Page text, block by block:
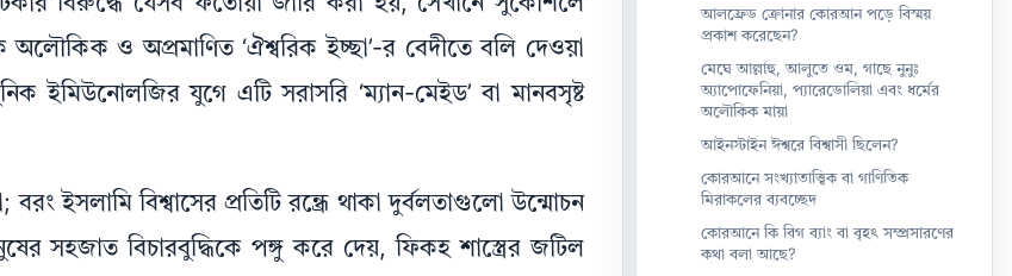
বিরুদ্ধে যেসব ফতোয়া জারি করা হয়, সেখানে সুকৌশলে
অলৌকিক ও অপ্রমাণিত ‘ঐশ্বরিক ইচ্ছা’-র বেদীতে বলি দেওয়া
ইমিউনোলজির যুগে এটি সরাসরি ‘ম্যান-মেইড’ বা মানবসৃষ্ট
ইসলামি বিশ্বাসের প্রতিটি রন্ধ্রে থাকা দুর্বলতাগুলো উন্মোচন
সহজাত বিচারবুদ্ধিকে পঙ্গু করে দেয়, ফিকহ শাস্ত্রের জটিল
আলফ্রেড ক্রোনার কোরআন পড়ে বিস্ময়
প্রকাশ করেছেন?
মেঘে আল্লাহু, আলুতে ওম, গাছে নুনুঃ
অ্যাপোফেনিয়া, প্যারেডোলিয়া এবং ধর্মের
অলৌকিক মায়া
আইনস্টাইন ঈশ্বরে বিশ্বাসী ছিলেন?
কোরআনে সংখ্যাতাত্ত্বিক বা গাণিতিক
মিরাকলের ব্যবচ্ছেদ
কোরআনে কি বিগ ব্যাং বা বৃহৎ সম্প্রসারণের
কথা বলা আছে?